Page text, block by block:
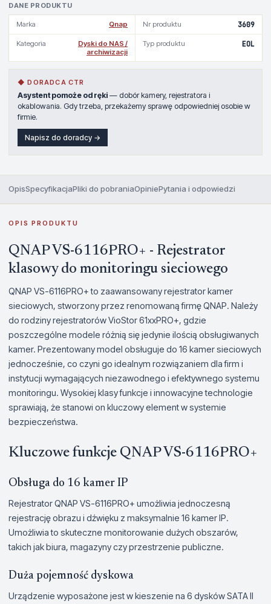
DANE PRODUKTU
Marka Qnap Nr produktu 3609
Kategoria
Dyski do NAS /
archiwizacji
Typ produktu EOL
◆ DORADCA CTR
Asystent pomoże od ręki — dobór kamery, rejestratora i
okablowania. Gdy trzeba, przekażemy sprawę odpowiedniej osobie w
firmie.
Napisz do doradcy →
OpisSpecyfikacjaPliki do pobraniaOpiniePytania i odpowiedzi
OPIS PRODUKTU
QNAP VS-6116PRO+ - Rejestrator
klasowy do monitoringu sieciowego
QNAP VS-6116PRO+ to zaawansowany rejestrator kamer
sieciowych, stworzony przez renomowaną firmę QNAP. Należy
do rodziny rejestratorów VioStor 61xxPRO+, gdzie
poszczególne modele różnią się jedynie ilością obsługiwanych
kamer. Prezentowany model obsługuje do 16 kamer sieciowych
jednocześnie, co czyni go idealnym rozwiązaniem dla firm i
instytucji wymagających niezawodnego i efektywnego systemu
monitoringu. Wysokiej klasy funkcje i innowacyjne technologie
sprawiają, że stanowi on kluczowy element w systemie
bezpieczeństwa.
Kluczowe funkcje QNAP VS-6116PRO+
Obsługa do 16 kamer IP
Rejestrator QNAP VS-6116PRO+ umożliwia jednoczesną
rejestrację obrazu i dźwięku z maksymalnie 16 kamer IP.
Umożliwia to skuteczne monitorowanie dużych obszarów,
takich jak biura, magazyny czy przestrzenie publiczne.
Duża pojemność dyskowa
Urządzenie wyposażone jest w kieszenie na 6 dysków SATA II